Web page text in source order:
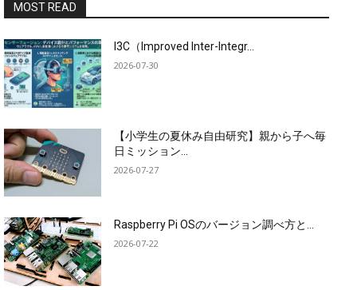
MOST READ
I3C（Improved Inter-Integr...
2026-07-30
【小学生の夏休み自由研究】親から子へ毎
日ミッション...
2026-07-27
Raspberry Pi OSのバージョン調べ方と...
2026-07-22